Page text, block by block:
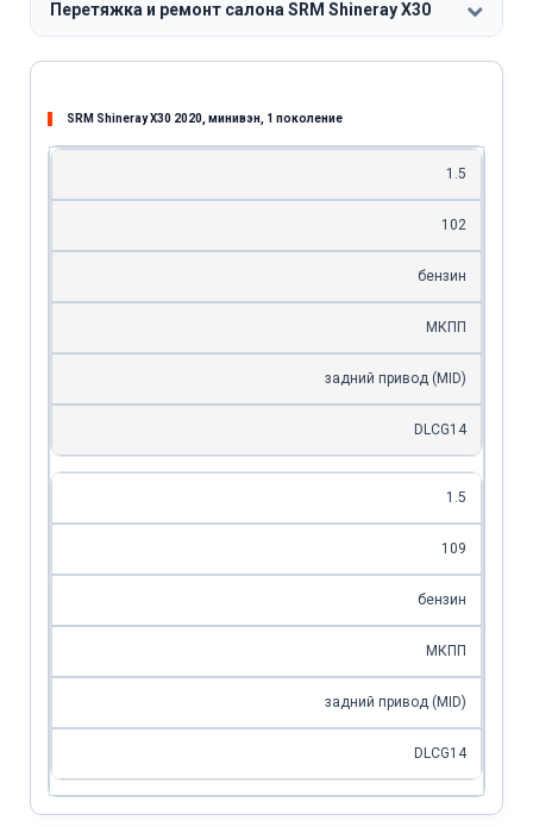
Перетяжка и ремонт салона SRM Shineray X30
SRM Shineray X30 2020, минивэн, 1 поколение
1.5
102
бензин
МКПП
задний привод (MID)
DLCG14
1.5
109
бензин
МКПП
задний привод (MID)
DLCG14